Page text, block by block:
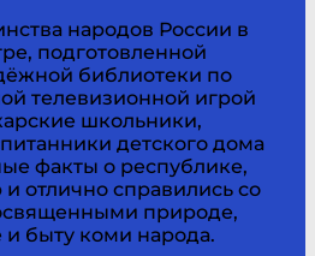
народов России в
подготовленной
библиотеки по
телевизионной игрой
школьники,
детского дома
факты о республике,
отлично справились со
природе,
и быту коми народа.